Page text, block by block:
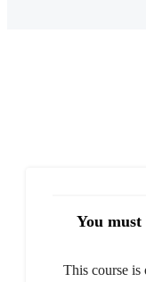
You must
This course is